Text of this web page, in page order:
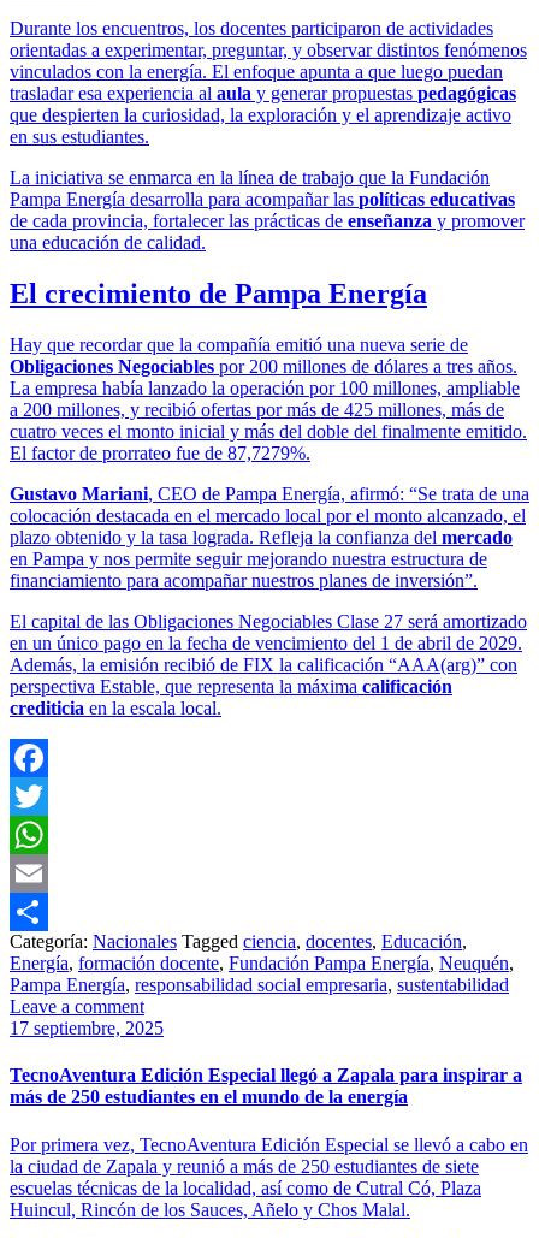
Durante los encuentros, los docentes participaron de actividades
orientadas a experimentar, preguntar, y observar distintos fenómenos
vinculados con la energía. El enfoque apunta a que luego puedan
trasladar esa experiencia al aula y generar propuestas pedagógicas
que despierten la curiosidad, la exploración y el aprendizaje activo
en sus estudiantes.
La iniciativa se enmarca en la línea de trabajo que la Fundación
Pampa Energía desarrolla para acompañar las políticas educativas
de cada provincia, fortalecer las prácticas de enseñanza y promover
una educación de calidad.
El crecimiento de Pampa Energía
Hay que recordar que la compañía emitió una nueva serie de
Obligaciones Negociables por 200 millones de dólares a tres años.
La empresa había lanzado la operación por 100 millones, ampliable
a 200 millones, y recibió ofertas por más de 425 millones, más de
cuatro veces el monto inicial y más del doble del finalmente emitido.
El factor de prorrateo fue de 87,7279%.
Gustavo Mariani, CEO de Pampa Energía, afirmó: “Se trata de una
colocación destacada en el mercado local por el monto alcanzado, el
plazo obtenido y la tasa lograda. Refleja la confianza del mercado
en Pampa y nos permite seguir mejorando nuestra estructura de
financiamiento para acompañar nuestros planes de inversión”.
El capital de las Obligaciones Negociables Clase 27 será amortizado
en un único pago en la fecha de vencimiento del 1 de abril de 2029.
Además, la emisión recibió de FIX la calificación “AAA(arg)” con
perspectiva Estable, que representa la máxima calificación
crediticia en la escala local.
Facebook
Twitter
WhatsApp
Email
Share
Categoría: Nacionales Tagged ciencia, docentes, Educación,
Energía, formación docente, Fundación Pampa Energía, Neuquén,
Pampa Energía, responsabilidad social empresaria, sustentabilidad
Leave a comment
17 septiembre, 2025
TecnoAventura Edición Especial llegó a Zapala para inspirar a
más de 250 estudiantes en el mundo de la energía
Por primera vez, TecnoAventura Edición Especial se llevó a cabo en
la ciudad de Zapala y reunió a más de 250 estudiantes de siete
escuelas técnicas de la localidad, así como de Cutral Có, Plaza
Huincul, Rincón de los Sauces, Añelo y Chos Malal.